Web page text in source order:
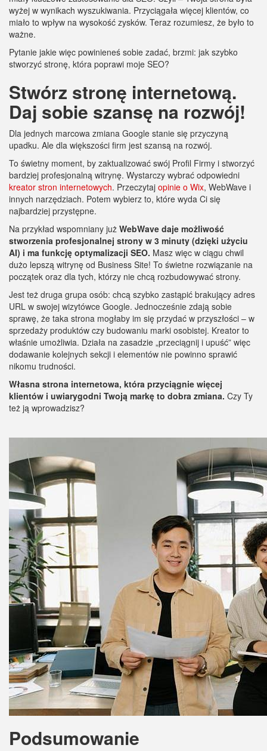
wyżej w wynikach wyszukiwania. Przyciągała więcej klientów, co
miało to wpływ na wysokość zysków. Teraz rozumiesz, że było to
ważne.
Pytanie jakie więc powinieneś sobie zadać, brzmi: jak szybko
stworzyć stronę, która poprawi moje SEO?
Stwórz stronę internetową.
Daj sobie szansę na rozwój!
Dla jednych marcowa zmiana Google stanie się przyczyną
upadku. Ale dla większości firm jest szansą na rozwój.
To świetny moment, by zaktualizować swój Profil Firmy i stworzyć
bardziej profesjonalną witrynę. Wystarczy wybrać odpowiedni
kreator stron internetowych. Przeczytaj opinie o Wix, WebWave i
innych narzędziach. Potem wybierz to, które wyda Ci się
najbardziej przystępne.
Na przykład wspomniany już WebWave daje możliwość
stworzenia profesjonalnej strony w 3 minuty (dzięki użyciu
AI) i ma funkcję optymalizacji SEO. Masz więc w ciągu chwil
dużo lepszą witrynę od Business Site! To świetne rozwiązanie na
początek oraz dla tych, którzy nie chcą rozbudowywać strony.
Jest też druga grupa osób: chcą szybko zastąpić brakujący adres
URL w swojej wizytówce Google. Jednocześnie zdają sobie
sprawę, że taka strona mogłaby im się przydać w przyszłości – w
sprzedaży produktów czy budowaniu marki osobistej. Kreator to
właśnie umożliwia. Działa na zasadzie „przeciągnij i upuść” więc
dodawanie kolejnych sekcji i elementów nie powinno sprawić
nikomu trudności.
Własna strona internetowa, która przyciągnie więcej
klientów i uwiarygodni Twoją markę to dobra zmiana. Czy Ty
też ją wprowadzisz?
Podsumowanie